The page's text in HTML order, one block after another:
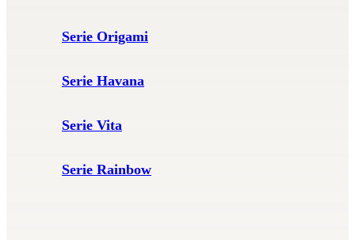
Serie Origami
Serie Havana
Serie Vita
Serie Rainbow